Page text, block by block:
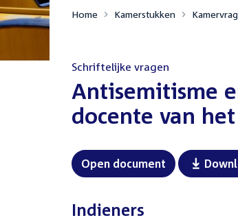
Home Kamerstukken
Schriftelijke vragen
Antisemitisme
docente van het
Open document
Indieners